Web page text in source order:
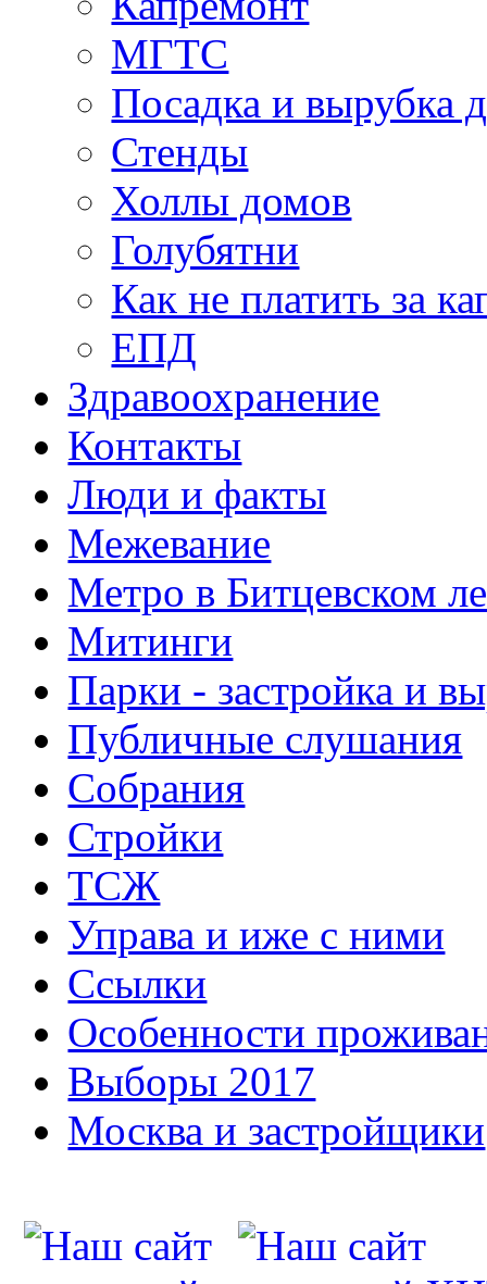
МГТС
Посадка и вырубка
Стенды
Холлы домов
Голубятни
Как не платить за
ЕПД
Здравоохранение
Контакты
Люди и факты
Межевание
Метро в Битцевском
Митинги
Парки - застройка и
Публичные слушания
Собрания
Стройки
ТСЖ
Управа и иже с ними
Ссылки
Особенности
Выборы 2017
Москва и застройщики